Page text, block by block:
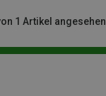
1 Artikel angesehen